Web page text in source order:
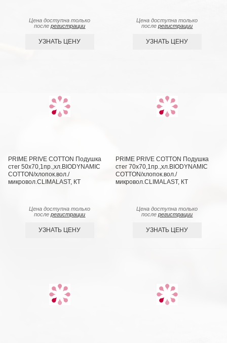
Цена доступна только
послерегистрации
УЗНАТЬ ЦЕНУ
Цена доступна только
послерегистрации
УЗНАТЬ ЦЕНУ
PRIME PRIVE COTTON Подушка
стег 50х70,1пр.,хл.BIODYNAMIC
COTTON/хлопок.вол./
микровол.CLIMALAST, КТ
Цена доступна только
послерегистрации
УЗНАТЬ ЦЕНУ
PRIME PRIVE COTTON Подушка
стег 70х70,1пр.,хл.BIODYNAMIC
COTTON/хлопок.вол./
микровол.CLIMALAST, КТ
Цена доступна только
послерегистрации
УЗНАТЬ ЦЕНУ